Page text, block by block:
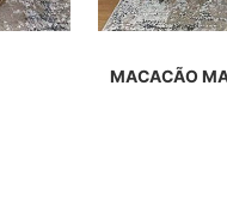
MACACÃO